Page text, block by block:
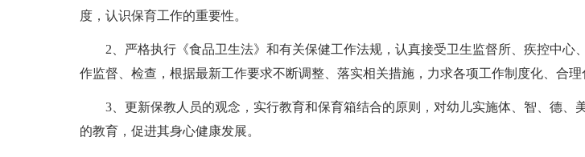
度，认识保育工作的重要性。
2、严格执行《食品卫生法》和有关保健工作法规，认真接受卫生监督所、疾控中心
作监督、检查，根据最新工作要求不断调整、落实相关措施，力求各项工作制度化、合理
3、更新保教人员的观念，实行教育和保育箱结合的原则，对幼儿实施体、智、德、
的教育，促进其身心健康发展。